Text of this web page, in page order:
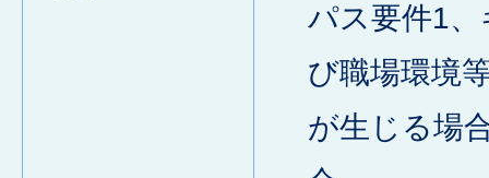
パス要件1
び職場環境
が生じる場